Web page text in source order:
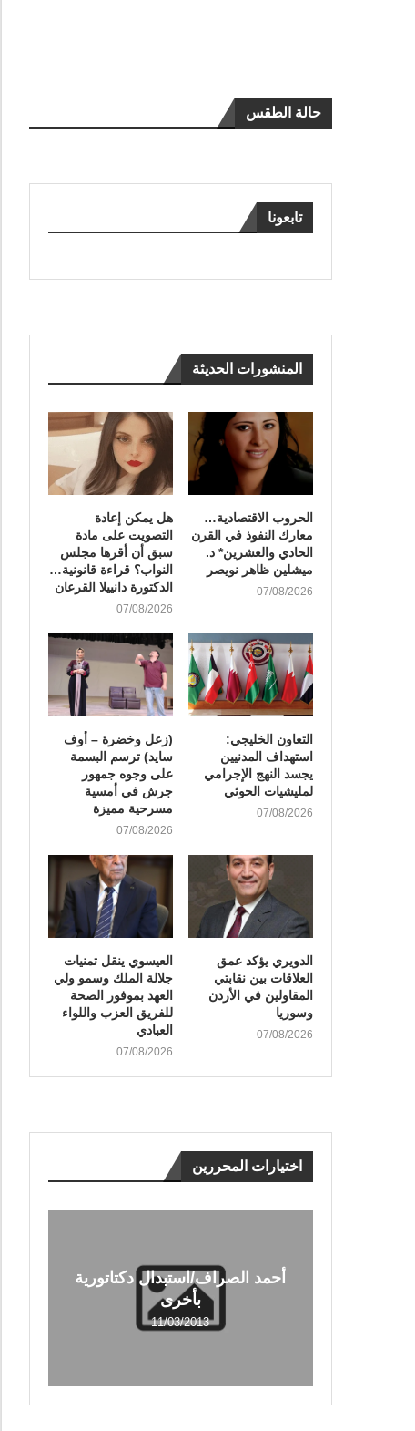
حالة الطقس
تابعونا
المنشورات الحديثة
الحروب الاقتصادية…
معارك النفوذ في القرن
الحادي والعشرين* د.
ميشلين ظاهر نويصر
07/08/2026
هل يمكن إعادة
التصويت على مادة
سبق أن أقرها مجلس
النواب؟ قراءة قانونية…
الدكتورة دانييلا القرعان
07/08/2026
التعاون الخليجي:
استهداف المدنيين
يجسد النهج الإجرامي
لمليشيات الحوثي
07/08/2026
(زعل وخضرة – أوف
سايد) ترسم البسمة
على وجوه جمهور
جرش في أمسية
مسرحية مميزة
07/08/2026
الدويري يؤكد عمق
العلاقات بين نقابتي
المقاولين في الأردن
وسوريا
07/08/2026
العيسوي ينقل تمنيات
جلالة الملك وسمو ولي
العهد بموفور الصحة
للفريق العزب واللواء
العبادي
07/08/2026
اختيارات المحررين
أحمد الصراف/استبدال دكتاتورية
بأخرى
11/03/2013